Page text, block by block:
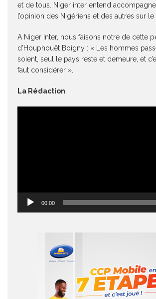
et de tous. Niger inter entend
l’opinion des Nigériens et des autres sur le
A Niger Inter, nous faisons notre de cette
d’Houphouët Boigny : « Les hommes
soient, seul le pays reste et demeure, et
faut considérer ».
La Rédaction
00:00